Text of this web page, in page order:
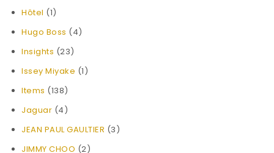
Hôtel (1)
Hugo Boss (4)
Insights (23)
Issey Miyake (1)
Items (138)
Jaguar (4)
JEAN PAUL GAULTIER (3)
JIMMY CHOO (2)